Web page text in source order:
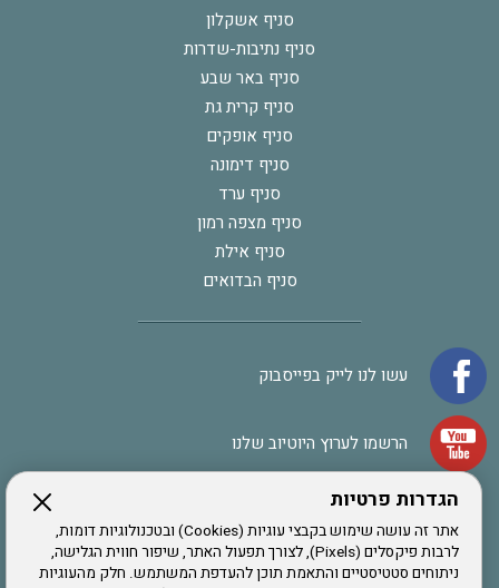
הגדרות פרטיות
אתר זה עושה שימוש בקבצי עוגיות (Cookies) ובטכנולוגיות דומות,
לרבות פיקסלים (Pixels), לצורך תפעול האתר, שיפור חווית הגלישה,
ניתוחים סטטיסטיים והתאמת תוכן להעדפת המשתמש. חלק מהעוגיות
סניף אשקלון
סניף נתיבות-שדרות
סניף באר שבע
סניף קרית גת
סניף אופקים
סניף דימונה
סניף ערד
סניף מצפה רמון
סניף אילת
סניף הבדואים
עשו לנו לייק בפייסבוק
הרשמו לערוץ היוטיוב שלנו
אתר צה"ל